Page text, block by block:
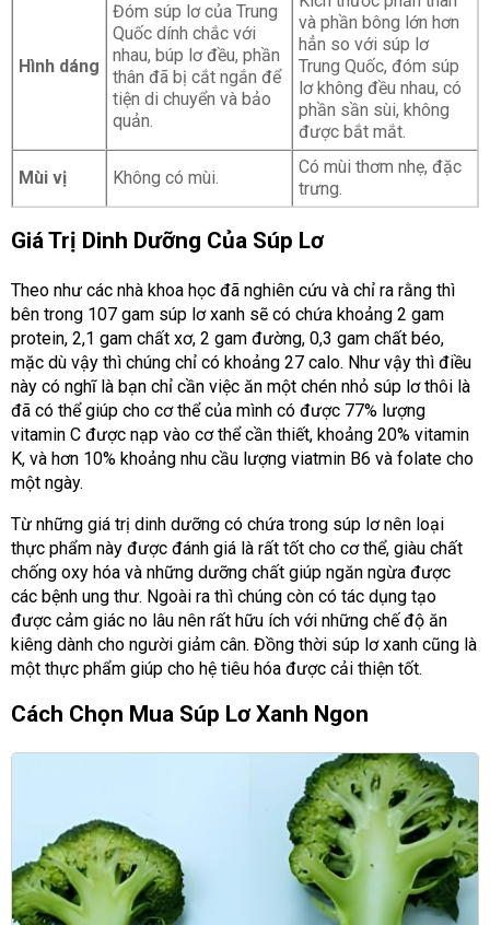
Hình dáng
Đóm súp lơ của Trung
Quốc dính chắc với
nhau, búp lơ đều, phần
thân đã bị cắt ngắn để
tiện di chuyển và bảo
quản.
và phần bông lớn hơn
hẳn so với súp lơ
Trung Quốc, đóm súp
lơ không đều nhau, có
phần sần sùi, không
được bắt mắt.
Mùi vị Không có mùi.
Có mùi thơm nhẹ, đặc
trưng.
Giá Trị Dinh Dưỡng Của Súp Lơ
Theo như các nhà khoa học đã nghiên cứu và chỉ ra rằng thì
bên trong 107 gam súp lơ xanh sẽ có chứa khoảng 2 gam
protein, 2,1 gam chất xơ, 2 gam đường, 0,3 gam chất béo,
mặc dù vậy thì chúng chỉ có khoảng 27 calo. Như vậy thì điều
này có nghĩ là bạn chỉ cần việc ăn một chén nhỏ súp lơ thôi là
đã có thể giúp cho cơ thể của mình có được 77% lượng
vitamin C được nạp vào cơ thể cần thiết, khoảng 20% vitamin
K, và hơn 10% khoảng nhu cầu lượng viatmin B6 và folate cho
một ngày.
Từ những giá trị dinh dưỡng có chứa trong súp lơ nên loại
thực phẩm này được đánh giá là rất tốt cho cơ thể, giàu chất
chống oxy hóa và những dưỡng chất giúp ngăn ngừa được
các bệnh ung thư. Ngoài ra thì chúng còn có tác dụng tạo
được cảm giác no lâu nên rất hữu ích với những chế độ ăn
kiêng dành cho người giảm cân. Đồng thời súp lơ xanh cũng là
một thực phẩm giúp cho hệ tiêu hóa được cải thiện tốt.
Cách Chọn Mua Súp Lơ Xanh Ngon